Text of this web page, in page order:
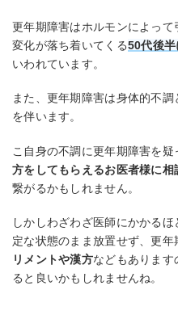
更年期障害はホルモンによっ
変化が落ち着いてくる50代後
いわれています。
また、更年期障害は身体的不調
を伴います。
こ自身の不調に更年期障害を疑
方をしてもらえるお医者様に相
繋がるかもしれません。
しかしわざわざ医師にかかる
定な状態のまま放置せず、更年
リメントや漢方などもあります
ると良いかもしれませんね。